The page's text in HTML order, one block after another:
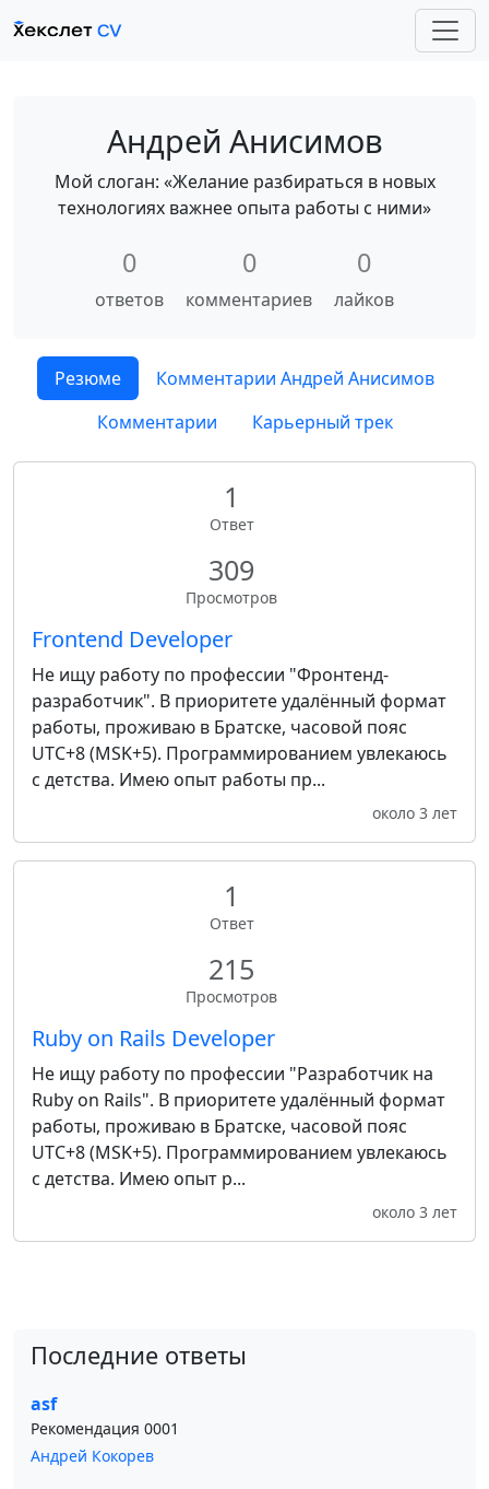
Андрей Анисимов
Мой слоган: «Желание разбираться в новых
технологиях важнее опыта работы с ними»
0
ответов
0
комментариев
0
лайков
Резюме
Комментарии Андрей Анисимов
Комментарии
Карьерный трек
1
Ответ
309
Просмотров
Frontend Developer
Не ищу работу по профессии "Фронтенд-
разработчик". В приоритете удалённый формат
работы, проживаю в Братске, часовой пояс
UTC+8 (MSK+5). Программированием увлекаюсь
с детства. Имею опыт работы пр...
около 3 лет
1
Ответ
215
Просмотров
Ruby on Rails Developer
Не ищу работу по профессии "Разработчик на
Ruby on Rails". В приоритете удалённый формат
работы, проживаю в Братске, часовой пояс
UTC+8 (MSK+5). Программированием увлекаюсь
с детства. Имею опыт р...
около 3 лет
Последние ответы
asf
Рекомендация 0001
Андрей Кокорев